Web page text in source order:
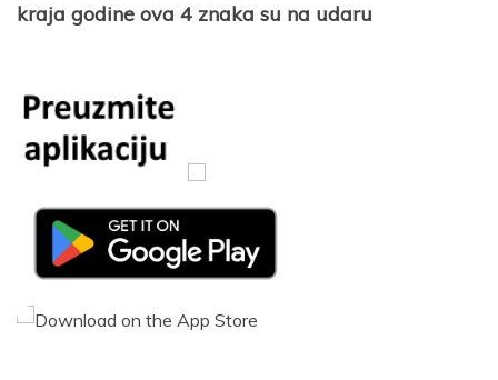
kraja godine ova 4 znaka su na udaru